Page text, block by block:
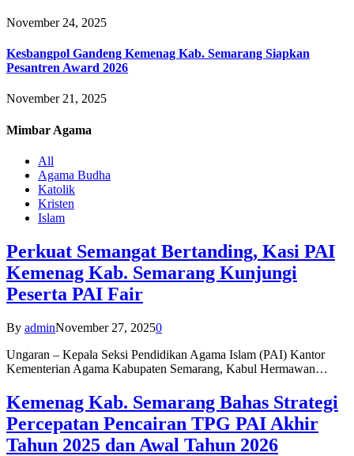
November 24, 2025
Kesbangpol Gandeng Kemenag Kab. Semarang Siapkan
Pesantren Award 2026
November 21, 2025
Mimbar Agama
All
Agama Budha
Katolik
Kristen
Islam
Perkuat Semangat Bertanding, Kasi PAI
Kemenag Kab. Semarang Kunjungi
Peserta PAI Fair
By adminNovember 27, 20250
Ungaran – Kepala Seksi Pendidikan Agama Islam (PAI) Kantor
Kementerian Agama Kabupaten Semarang, Kabul Hermawan…
Kemenag Kab. Semarang Bahas Strategi
Percepatan Pencairan TPG PAI Akhir
Tahun 2025 dan Awal Tahun 2026